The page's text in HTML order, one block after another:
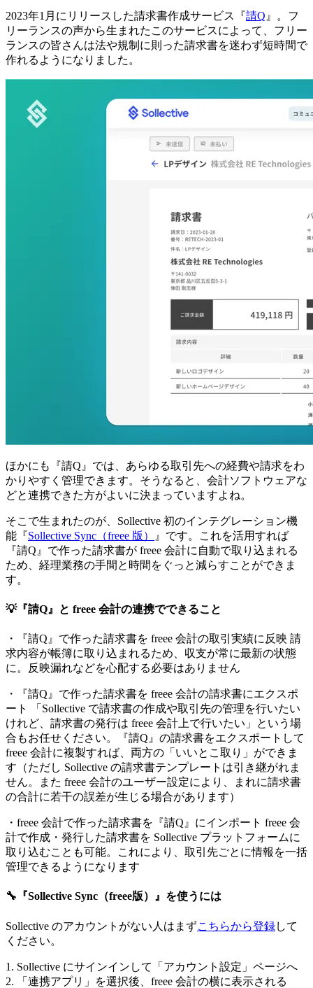
2023年1月にリリースした請求書作成サービス『請Q 』。フ
リーランスの声から生まれたこのサービスによって、フリー
ランスの皆さんは法や規制に則った請求書を迷わず短時間で
作れるようになりました。
ほかにも『請Q』では、あらゆる取引先への経費や請求をわ
かりやすく管理できます。そうなると、会計ソフトウェアな
どと連携できた方がよいに決まっていますよね。
そこで生まれたのが、Sollective 初のインテグレーション機
能『Sollective Sync（freee 版）
』です。これを活用すれば
『請Q』で作った請求書が freee 会計に自動で取り込まれる
ため、経理業務の手間と時間をぐっと減らすことができま
す。
💡『請Q』と freee 会計の連携でできること
・『請Q』で作った請求書を freee 会計の取引実績に反映 請
求内容が帳簿に取り込まれるため、収支が常に最新の状態
に。反映漏れなどを心配する必要はありません
・ 『請Q 』 で作った請求書を freee 会計の請求書にエクスポ
ート
「Sollective で請求書の作成や取引先の管理を行いたい
けれど、請求書の発行は freee 会計上で行いたい」という場
合もお任せください。『請Q』の請求書をエクスポートして
freee 会計に複製すれば、両方の「いいとこ取り」ができま
す（ただし Sollective の請求書テンプレートは引き継がれま
せん。また freee 会計のユーザー設定により、まれに請求書
の合計に若干の誤差が生じる場合があります）
・freee 会計で作った請求書を 『請Q 』 にインポート freee 会
計で作成・発行した請求書を Sollective プラットフォームに
取り込むことも可能。これにより、取引先ごとに情報を一括
管理できるようになります
🔧『Sollective Sync（freee版）』を使うには
Sollective のアカウントがない人はまずこちらから登録して
ください。
1. Sollective にサインインして「アカウント設定」ページへ
2. 「連携アプリ」を選択後、freee 会計の横に表示される